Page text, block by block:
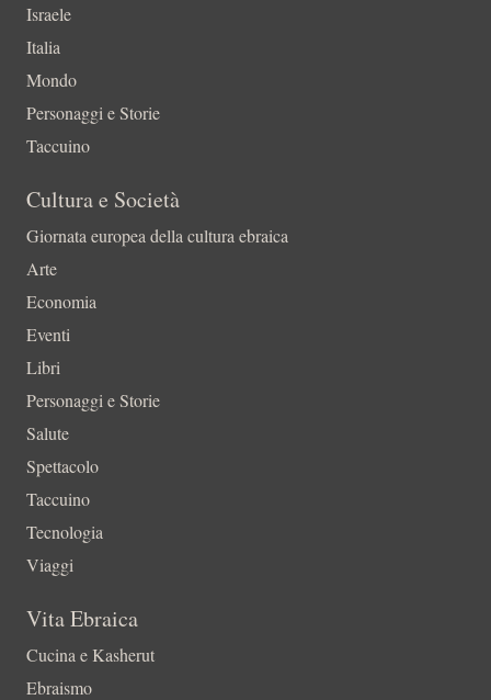
Israele
Italia
Mondo
Personaggi e Storie
Taccuino
Cultura e Società
Giornata europea della cultura ebraica
Arte
Economia
Eventi
Libri
Personaggi e Storie
Salute
Spettacolo
Taccuino
Tecnologia
Viaggi
Vita Ebraica
Cucina e Kasherut
Ebraismo